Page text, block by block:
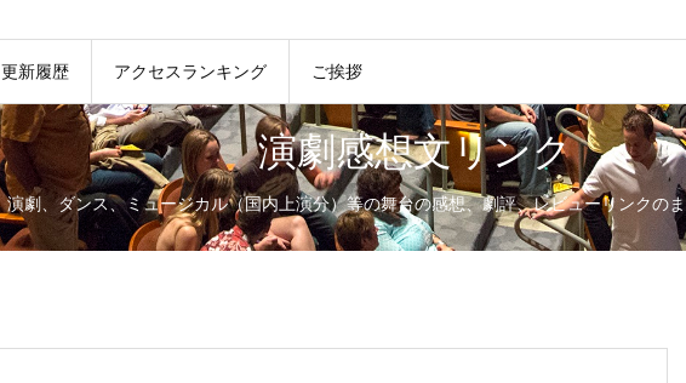
更新履歴 アクセスランキング ご挨拶
演劇感想文リンク
演劇、ダンス、ミュージカル（国内上演分）等の舞台の感想、劇評、レビューリンクの